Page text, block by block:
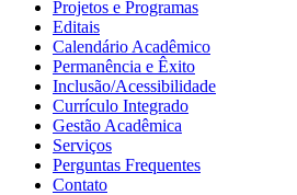
Projetos e Programas
Editais
Calendário Acadêmico
Permanência e Êxito
Inclusão/Acessibilidade
Currículo Integrado
Gestão Acadêmica
Serviços
Perguntas Frequentes
Contato